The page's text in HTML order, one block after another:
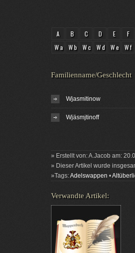
A B C D E F
Wa Wb Wc Wd We Wf
Familienname/Geschlecht
Wjasmitinow
Wjäsmjtinoff
» Erstellt von: A.Jacob am:
» Dieser Artikel wurde
»Tags:Adelswappen •
Verwandte Artikel: